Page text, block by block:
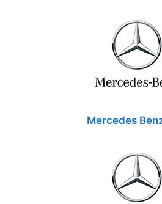
Mercedes